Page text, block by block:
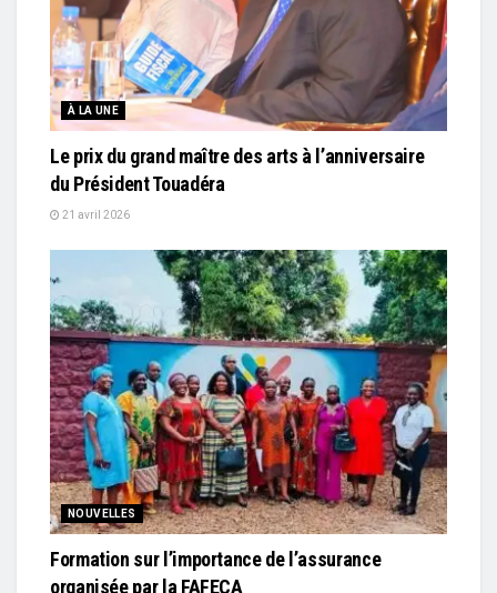
À LA UNE
Le prix du grand maître des arts à l’anniversaire
du Président Touadéra
21 avril 2026
NOUVELLES
Formation sur l’importance de l’assurance
organisée par la FAFECA